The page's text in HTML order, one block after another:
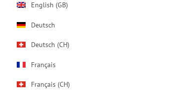
English (GB)
Deutsch
Deutsch (CH)
Français
Français (CH)